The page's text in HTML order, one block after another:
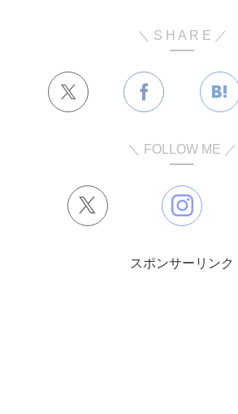
＼ S H A R E ／
＼ FOLLOW ME ／
スポンサーリンク